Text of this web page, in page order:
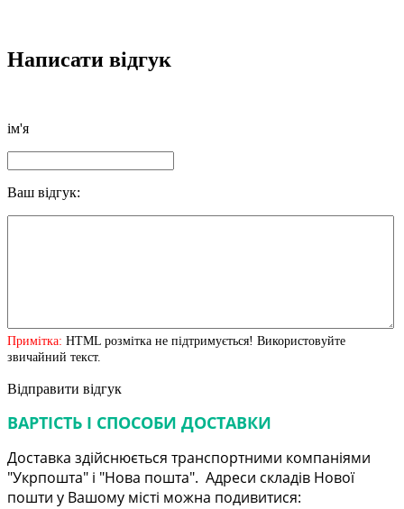
Написати відгук
ім'я
Ваш відгук:
Примітка: HTML розмітка не підтримується! Використовуйте
звичайний текст.
Відправити відгук
ВАРТІСТЬ І СПОСОБИ ДОСТАВКИ
Доставка здійснюється транспортними компаніями
"Укрпошта" і "Нова пошта". Адреси складів Нової
пошти у Вашому місті можна подивитися: